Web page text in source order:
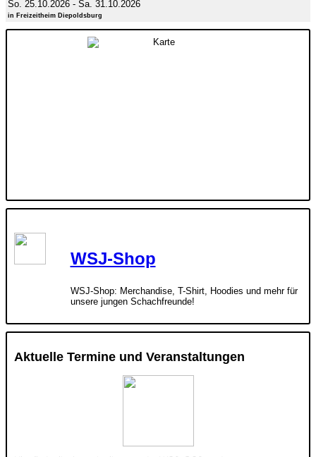
So. 25.10.2026 - Sa. 31.10.2026
in Freizeitheim Diepoldsburg
WSJ-Shop
WSJ-Shop: Merchandise, T-Shirt, Hoodies und mehr für
unsere jungen Schachfreunde!
Aktuelle Termine und Veranstaltungen